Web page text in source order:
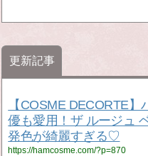
更新記事
【COSME DECORTE
優も愛用！ザ ルージュ
発色が綺麗すぎる♡
https://hamcosme.com/?p=870